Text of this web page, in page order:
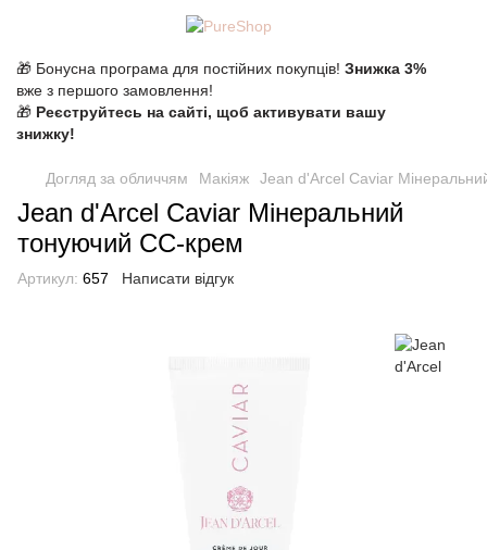
🎁 Бонусна програма для постійних покупців! Знижка 3%
вже з першого замовлення!
🎁 Реєструйтесь на сайті, щоб активувати вашу
знижку!
Догляд за обличчям Макіяж Jean d'Arcel Caviar
Jean d'Arcel Caviar Мінеральний
тонуючий СС-крем
Артикул: 657 Написати відгук